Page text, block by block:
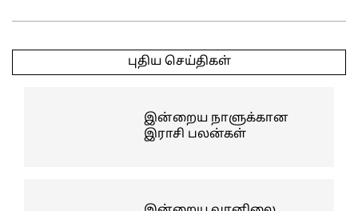
05-
புதிய செய்திகள்
இன்றைய நாளுக்கான
இராசி பலன்கள்